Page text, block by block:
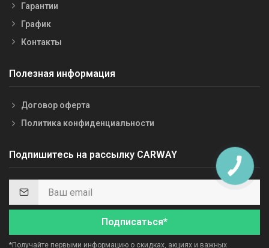
Гарантии
График
Контакты
Полезная информация
Договор оферта
Политика конфиденциальности
Подпишитесь на рассылку CARWAY
Подписаться*
*Получайте первыми информацию о скидках, акциях и важных